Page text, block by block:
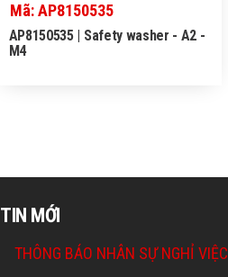
Mã: AP8150535
AP8150535 | Safety washer - A2 -
M4
TIN MỚI
THÔNG BÁO NHÂN SỰ NGHỈ VIỆC